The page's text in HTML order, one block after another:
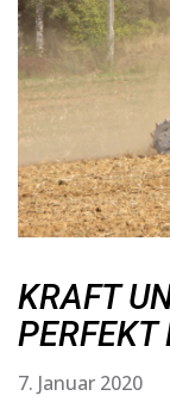
KRAFT
PERFEKT
7. Januar 2020